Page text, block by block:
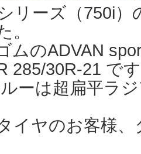
リーズ（750i
。
ムのADVAN
285/30R-21 で
ーは超扁平ラ
イヤのお客様